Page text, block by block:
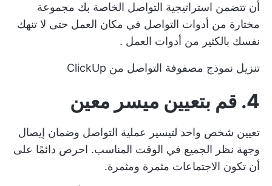
أن تتضمن استراتيجية التواصل الخاصة بك مجموعة
مختارة من أدوات التواصل في مكان العمل حتى لا تنهك
نفسك بالكثير من أدوات العمل .
تنزيل نموذج مصفوفة التواصل من ClickUp
4. قم بتعيين ميسر معين
تعيين شخص واحد لتيسير عملية التواصل وضمان إيصال
وجهة نظر الجميع في الوقت المناسب. احرص دائمًا على
أن تكون الاجتماعات مثمرة ومثمرة.